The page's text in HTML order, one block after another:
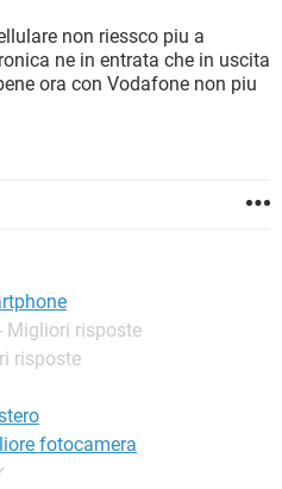
WHATSAPP
WINDOWS 10
WHATSAPP
non riessco piu a
ne in entrata che in uscita
ora con Vodafone non piu
Migliori risposte
risposte
fotocamera